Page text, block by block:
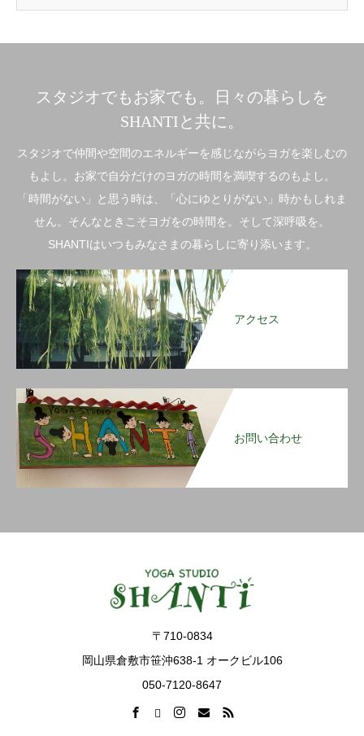
スタジオでもお家でも。日々の暮らしを
SHANTIと共に。
スタジオで仲間や空間のエネルギーを感じながらヨガを楽しむの
もよし。お家で自分だけのヨガの時間を満喫するのもよし。
「時間がない」と思う時は、「心にゆとりがない」時かもしれま
せん。そんなときこそヨガをの時間を。そして深呼吸を。
SHANTIはいつもみなさまの暮らしに寄り添います。
アクセス
お問い合わせ
〒710-0834
岡山県倉敷市笹沖638-1 オークビル106
050-7120-8647